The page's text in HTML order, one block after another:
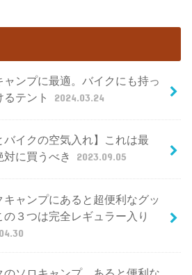
ャンプに最適。バイクにも持っ
るテント
2024.03.24
バイクの空気入れ】これは最
対に買うべき
2023.09.05
キャンプにあると超便利なグッ
の３つは完全レギュラー入り